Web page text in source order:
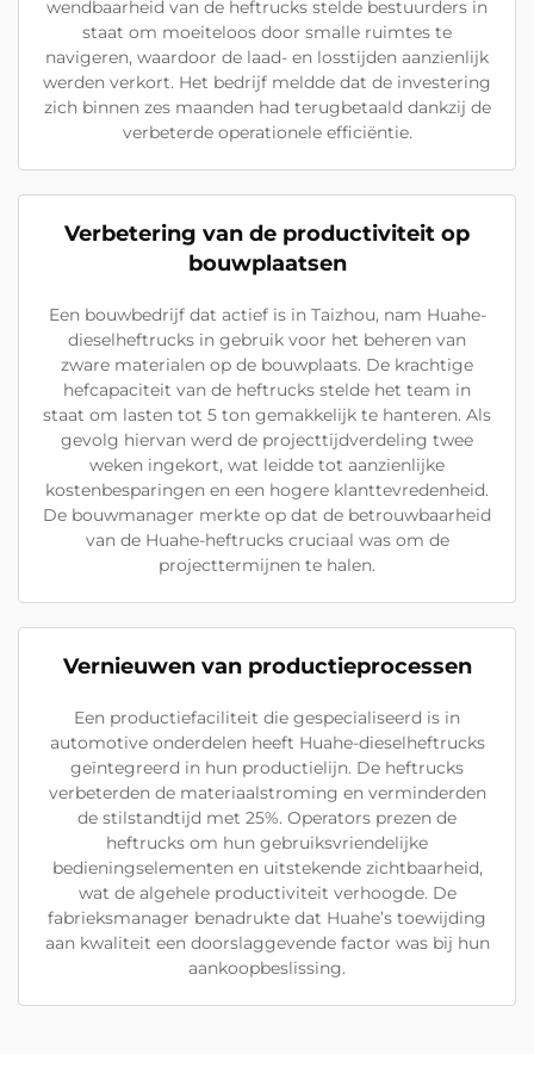
wendbaarheid van de heftrucks stelde bestuurders in
staat om moeiteloos door smalle ruimtes te
navigeren, waardoor de laad- en losstijden aanzienlijk
werden verkort. Het bedrijf meldde dat de investering
zich binnen zes maanden had terugbetaald dankzij de
verbeterde operationele efficiëntie.
Verbetering van de productiviteit op
bouwplaatsen
Een bouwbedrijf dat actief is in Taizhou, nam Huahe-
dieselheftrucks in gebruik voor het beheren van
zware materialen op de bouwplaats. De krachtige
hefcapaciteit van de heftrucks stelde het team in
staat om lasten tot 5 ton gemakkelijk te hanteren. Als
gevolg hiervan werd de projecttijdverdeling twee
weken ingekort, wat leidde tot aanzienlijke
kostenbesparingen en een hogere klanttevredenheid.
De bouwmanager merkte op dat de betrouwbaarheid
van de Huahe-heftrucks cruciaal was om de
projecttermijnen te halen.
Vernieuwen van productieprocessen
Een productiefaciliteit die gespecialiseerd is in
automotive onderdelen heeft Huahe-dieselheftrucks
geïntegreerd in hun productielijn. De heftrucks
verbeterden de materiaalstroming en verminderden
de stilstandtijd met 25%. Operators prezen de
heftrucks om hun gebruiksvriendelijke
bedieningselementen en uitstekende zichtbaarheid,
wat de algehele productiviteit verhoogde. De
fabrieksmanager benadrukte dat Huahe’s toewijding
aan kwaliteit een doorslaggevende factor was bij hun
aankoopbeslissing.